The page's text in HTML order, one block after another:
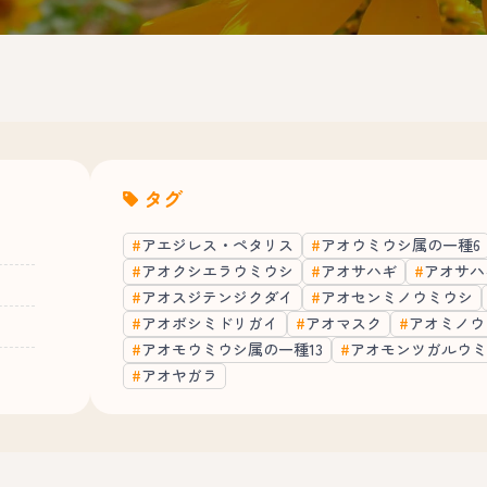
タグ
アエジレス・ペタリス
アオウミウシ属の一種6
アオクシエラウミウシ
アオサハギ
アオサ
アオスジテンジクダイ
アオセンミノウミウシ
アオボシミドリガイ
アオマスク
アオミノ
アオモウミウシ属の一種13
アオモンツガルウ
アオヤガラ